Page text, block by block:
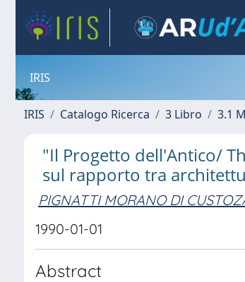
IRIS
IRIS Catalogo Ricerca 3 Libro 3.1
"Il Progetto dell'Antico/
sul rapporto tra
PIGNATTI MORANO DI
1990-01-01
Abstract